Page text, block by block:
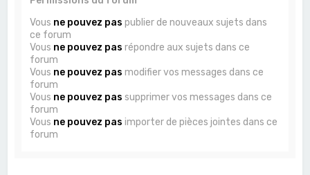
Vous ne pouvez pas publier de nouveaux sujets dans
ce forum
Vous ne pouvez pas répondre aux sujets dans ce
forum
Vous ne pouvez pas modifier vos messages dans ce
forum
Vous ne pouvez pas supprimer vos messages dans ce
forum
Vous ne pouvez pas importer de pièces jointes dans ce
forum